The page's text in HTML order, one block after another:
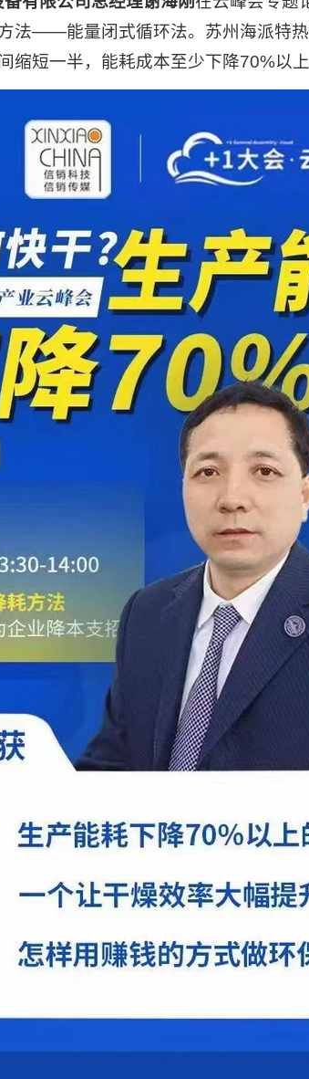
法——能量闭式循环法。苏州海派特
短一半，能耗成本至少下降70%以上